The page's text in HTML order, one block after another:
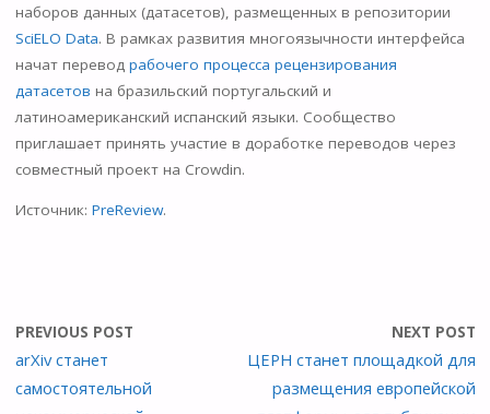
наборов данных (датасетов), размещенных в репозитории
SciELO Data. В рамках развития многоязычности интерфейса
начат перевод рабочего процесса рецензирования
датасетов на бразильский португальский и
латиноамериканский испанский языки. Сообщество
приглашает принять участие в доработке переводов через
совместный проект на Crowdin.
Источник: PreReview.
PREVIOUS POST
arXiv станет
самостоятельной
NEXT POST
ЦЕРН станет площадкой для
размещения европейской